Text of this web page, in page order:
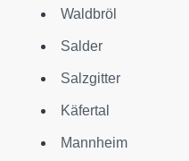
Waldbröl
Salder
Salzgitter
Käfertal
Mannheim